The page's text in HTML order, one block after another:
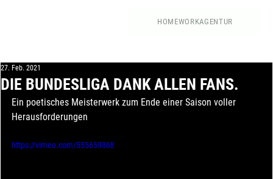
HOMEWORKAGENTUR
DIE BUNDESLIGA DANK ALLEN FANS.
27. Feb. 2021
Ein poetisches Meisterwerk zum Ende einer Saison voller
Herausforderungen
https://vimeo.com/555659868